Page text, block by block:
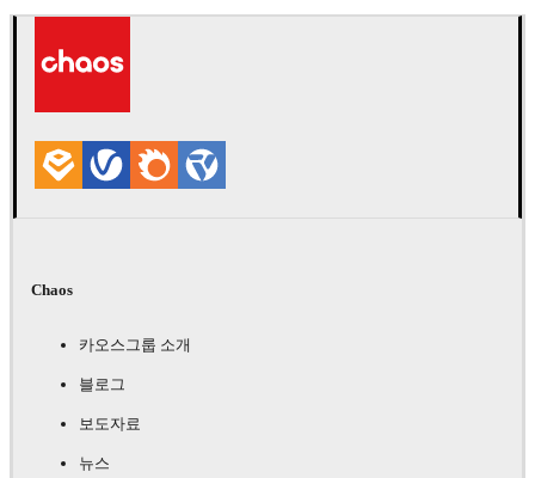
Chaos
카오스그룹 소개
블로그
보도자료
뉴스